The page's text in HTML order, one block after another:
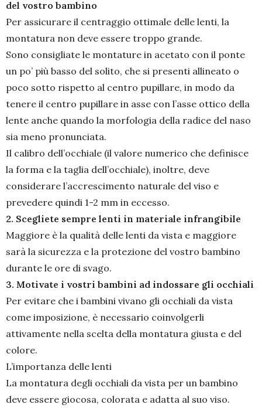
del vostro bambino
Per assicurare il centraggio ottimale delle lenti, la
montatura non deve essere troppo grande.
Sono consigliate le montature in acetato con il ponte
un po’ più basso del solito, che si presenti allineato o
poco sotto rispetto al centro pupillare, in modo da
tenere il centro pupillare in asse con l’asse ottico della
lente anche quando la morfologia della radice del naso
sia meno pronunciata.
Il calibro dell’occhiale (il valore numerico che definisce
la forma e la taglia dell’occhiale), inoltre, deve
considerare l’accrescimento naturale del viso e
prevedere quindi 1-2 mm in eccesso.
2. Scegliete sempre lenti in materiale infrangibile
Maggiore è la qualità delle lenti da vista e maggiore
sarà la sicurezza e la protezione del vostro bambino
durante le ore di svago.
3. Motivate i vostri bambini ad indossare gli occhiali
Per evitare che i bambini vivano gli occhiali da vista
come imposizione, è necessario coinvolgerli
attivamente nella scelta della montatura giusta e del
colore.
L’importanza delle lenti
La montatura degli occhiali da vista per un bambino
deve essere giocosa, colorata e adatta al suo viso.